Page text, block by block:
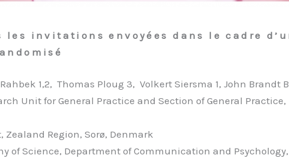
les invitations envoyées dans le cadre
1,2, Thomas Ploug 3, Volkert Siersma 1, John Brandt
Unit for General Practice and Section of General
Region, Sorø, Denmark
of Science, Department of Communication and